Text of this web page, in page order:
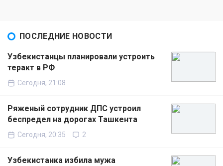
ПОСЛЕДНИЕ НОВОСТИ
Узбекистанцы планировали устроить
теракт в РФ
Сегодня, 21:08
Ряженый сотрудник ДПС устроил
беспредел на дорогах Ташкента
Сегодня, 20:35 2
Узбекистанка избила мужа